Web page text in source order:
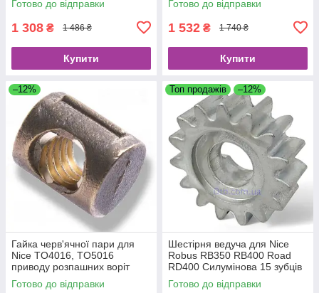
Готово до відправки
1 308 ₴ 1 486 ₴
Купити
Готово до відправки
1 532 ₴ 1 740 ₴
Купити
–12%
Гайка черв'ячної пари для
Nice TO4016, TO5016
приводу розпашних воріт
PMD1159R04.4610
Готово до відправки
Топ продажів –12%
Шестірня ведуча для Nice
Robus RB350 RB400 Road
RD400 Силумінова 15 зубців
PMD0177A.4610 модуль 4
Готово до відправки